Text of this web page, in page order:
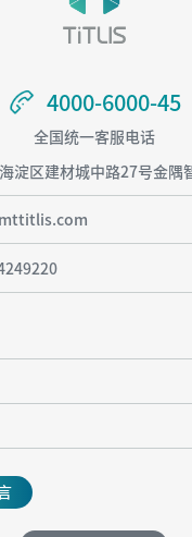
4000-6000-45
4000-6000-45
全国统一客服电话
淀区建材城中路27号金隅